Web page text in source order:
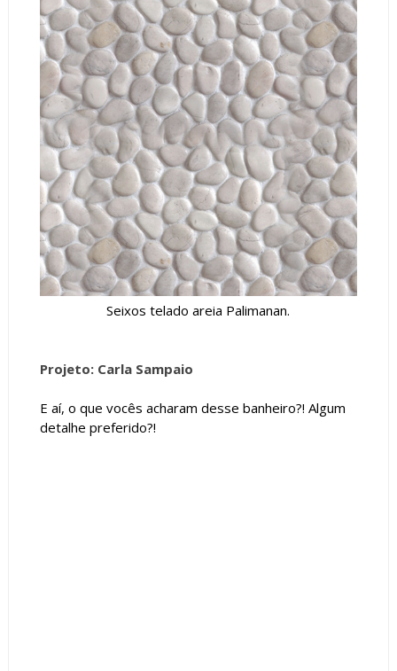
Seixos telado areia Palimanan.
Projeto: Carla Sampaio
E aí, o que vocês acharam desse banheiro?! Algum
detalhe preferido?!